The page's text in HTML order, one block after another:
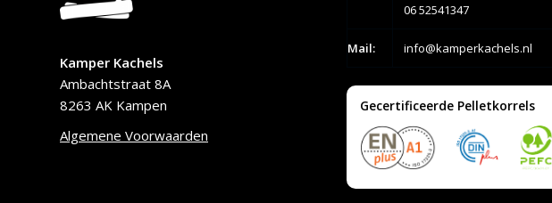
Kamper Kachels
Ambachtstraat 8A
8263 AK Kampen
Algemene Voorwaarden
06 52541347
Mail: info@kamperkachels.nl
Gecertificeerde Pelletkorrels